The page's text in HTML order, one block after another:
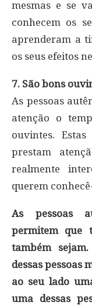
mesmas e se
conhecem os
aprenderam a
os seus efeitos
7. São bons
As pessoas
atenção o
ouvintes.
prestam
realmente
querem
As pessoas
permitem que
também
dessas pessoas
ao seu lado
uma dessas